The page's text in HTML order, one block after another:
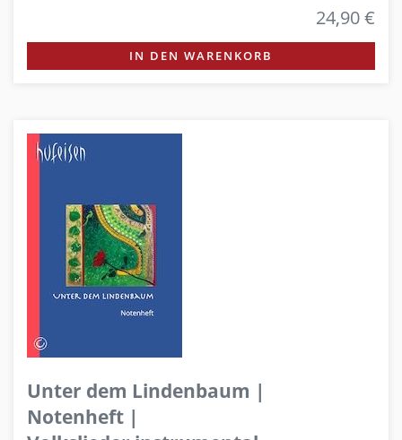
24,90 €
IN DEN WARENKORB
Unter dem Lindenbaum |
Notenheft |